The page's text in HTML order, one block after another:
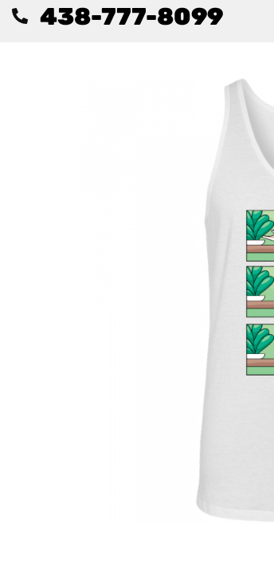
438-777-8099